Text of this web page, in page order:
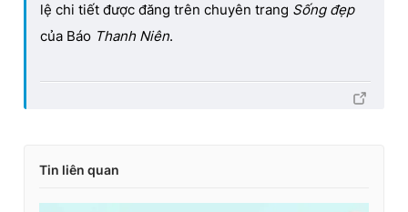
lệ chi tiết được đăng trên chuyên trang Sống đẹp
của Báo Thanh Niên.
Tin liên quan